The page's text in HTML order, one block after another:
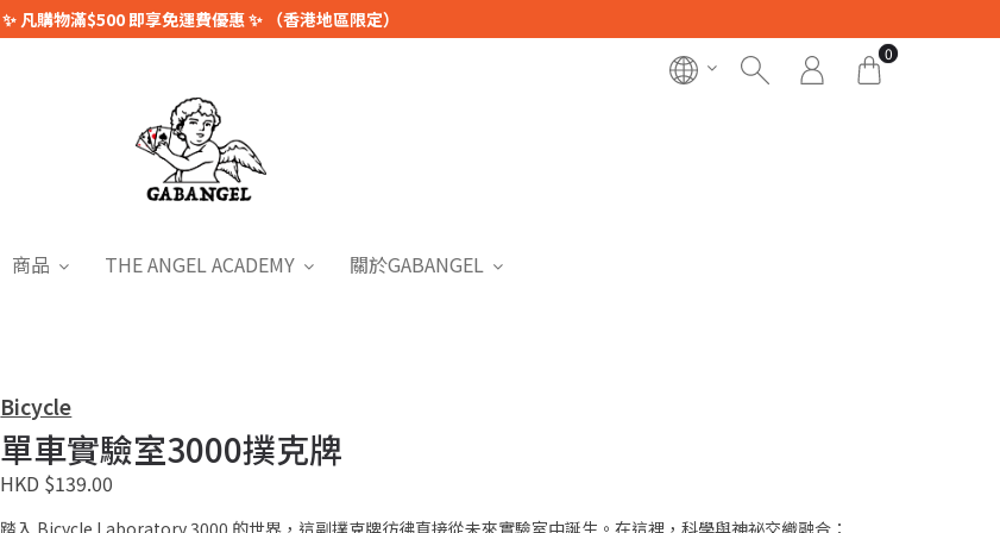
✨ 凡購物滿$500 即享免運費優惠 ✨ （香港地區限定）
0
商品 THE ANGEL ACADEMY 關於GABANGEL
Bicycle
單車實驗室3000撲克牌
HKD $139.00
踏入 Bicycle Laboratory 3000 的世界，這副撲克牌彷彿直接從未來實驗室中誕生。在這裡，科學與神祕交織融合：